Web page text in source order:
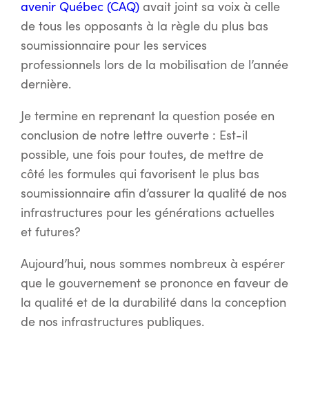
avenir Québec (CAQ) avait joint sa voix à celle
de tous les opposants à la règle du plus bas
soumissionnaire pour les services
professionnels lors de la mobilisation de l’année
dernière.
Je termine en reprenant la question posée en
conclusion de notre lettre ouverte : Est-il
possible, une fois pour toutes, de mettre de
côté les formules qui favorisent le plus bas
soumissionnaire afin d’assurer la qualité de nos
infrastructures pour les générations actuelles
et futures?
Aujourd’hui, nous sommes nombreux à espérer
que le gouvernement se prononce en faveur de
la qualité et de la durabilité dans la conception
de nos infrastructures publiques.